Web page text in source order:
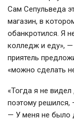
Сам Сепульведа
магазин, в
обанкротился. Я
колледж и еду»,
приятель
«можно сделать
«Тогда я не
поэтому
— У меня не было